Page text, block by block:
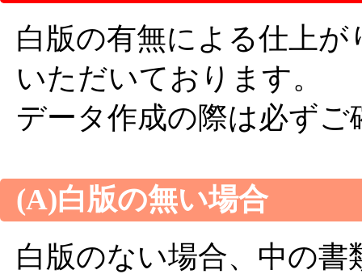
白版の有無による仕上
いただいております。
データ作成の際は必ずご
(A)白版の無い場合
白版のない場合、中の